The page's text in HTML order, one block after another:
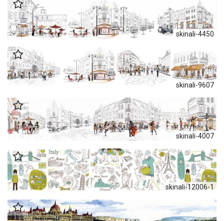
skinali-4450
skinali-9607
skinali-4007
skinali-12006-1